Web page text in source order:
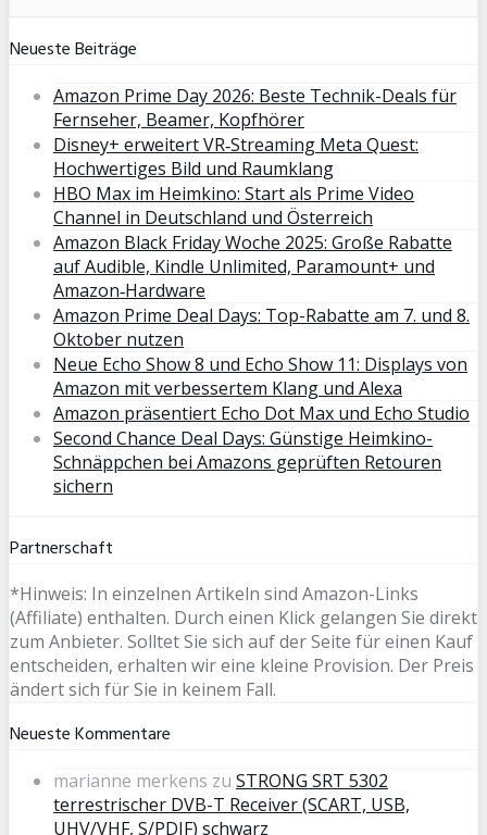
Neueste Beiträge
Amazon Prime Day 2026: Beste Technik-Deals für
Fernseher, Beamer, Kopfhörer
Disney+ erweitert VR‑Streaming Meta Quest:
Hochwertiges Bild und Raumklang
HBO Max im Heimkino: Start als Prime Video
Channel in Deutschland und Österreich
Amazon Black Friday Woche 2025: Große Rabatte
auf Audible, Kindle Unlimited, Paramount+ und
Amazon‑Hardware
Amazon Prime Deal Days: Top-Rabatte am 7. und 8.
Oktober nutzen
Neue Echo Show 8 und Echo Show 11: Displays von
Amazon mit verbessertem Klang und Alexa
Amazon präsentiert Echo Dot Max und Echo Studio
Second Chance Deal Days: Günstige Heimkino-
Schnäppchen bei Amazons geprüften Retouren
sichern
Partnerschaft
*Hinweis: In einzelnen Artikeln sind Amazon-Links
(Affiliate) enthalten. Durch einen Klick gelangen Sie direkt
zum Anbieter. Solltet Sie sich auf der Seite für einen Kauf
entscheiden, erhalten wir eine kleine Provision. Der Preis
ändert sich für Sie in keinem Fall.
Neueste Kommentare
marianne merkens zu STRONG SRT 5302
terrestrischer DVB-T Receiver (SCART, USB,
UHV/VHF, S/PDIF) schwarz